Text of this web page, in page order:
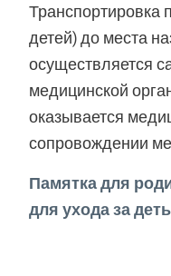
Транспортировка
детей) до места
осуществляется
медицинской
оказывается
сопровождении
Памятка для
для ухода за